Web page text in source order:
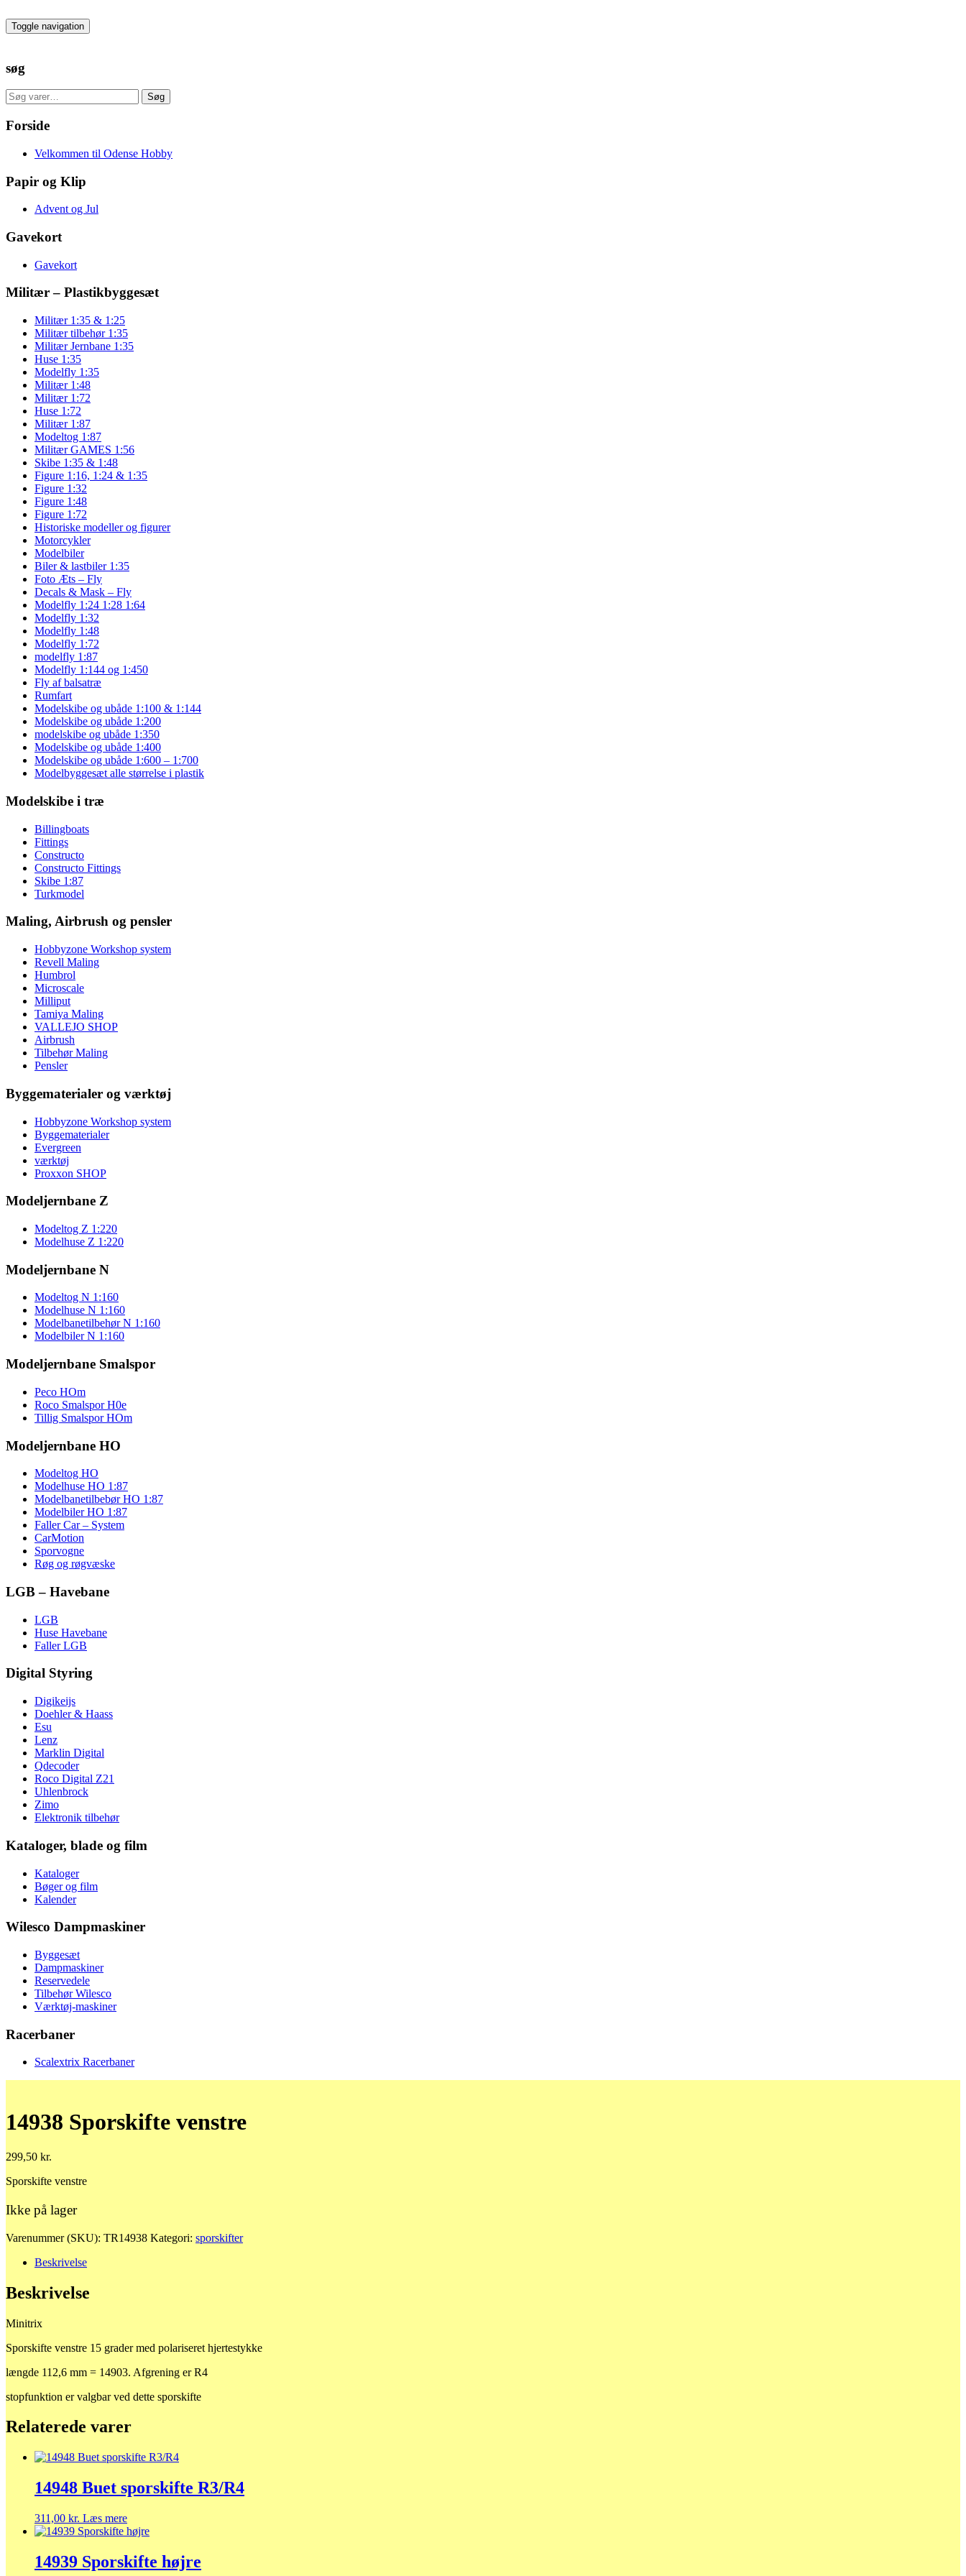
to
the
Toggle navigation
søg
Søg
efter:
Søg
Forside
Velkommen til Odense Hobby
Papir og Klip
Advent og Jul
Gavekort
Gavekort
Militær – Plastikbyggesæt
Militær 1:35 & 1:25
Militær tilbehør 1:35
Militær Jernbane 1:35
Huse 1:35
Modelfly 1:35
Militær 1:48
Militær 1:72
Huse 1:72
Militær 1:87
Modeltog 1:87
Militær GAMES 1:56
Skibe 1:35 & 1:48
Figure 1:16, 1:24 & 1:35
Figure 1:32
Figure 1:48
Figure 1:72
Historiske modeller og figurer
Motorcykler
Modelbiler
Biler & lastbiler 1:35
Foto Æts – Fly
Decals & Mask – Fly
Modelfly 1:24 1:28 1:64
Modelfly 1:32
Modelfly 1:48
Modelfly 1:72
modelfly 1:87
Modelfly 1:144 og 1:450
Fly af balsatræ
Rumfart
Modelskibe og ubåde 1:100 & 1:144
Modelskibe og ubåde 1:200
modelskibe og ubåde 1:350
Modelskibe og ubåde 1:400
Modelskibe og ubåde 1:600 – 1:700
Modelbyggesæt alle størrelse i plastik
Modelskibe i træ
Billingboats
Fittings
Constructo
Constructo Fittings
Skibe 1:87
Turkmodel
Maling, Airbrush og pensler
Hobbyzone Workshop system
Revell Maling
Humbrol
Microscale
Milliput
Tamiya Maling
VALLEJO SHOP
Airbrush
Tilbehør Maling
Pensler
Byggematerialer og værktøj
Hobbyzone Workshop system
Byggematerialer
Evergreen
værktøj
Proxxon SHOP
Modeljernbane Z
Modeltog Z 1:220
Modelhuse Z 1:220
Modeljernbane N
Modeltog N 1:160
Modelhuse N 1:160
Modelbanetilbehør N 1:160
Modelbiler N 1:160
Modeljernbane Smalspor
Peco HOm
Roco Smalspor H0e
Tillig Smalspor HOm
Modeljernbane HO
Modeltog HO
Modelhuse HO 1:87
Modelbanetilbebør HO 1:87
Modelbiler HO 1:87
Faller Car – System
CarMotion
Sporvogne
Røg og røgvæske
LGB – Havebane
LGB
Huse Havebane
Faller LGB
Digital Styring
Digikeijs
Doehler & Haass
Esu
Lenz
Marklin Digital
Qdecoder
Roco Digital Z21
Uhlenbrock
Zimo
Elektronik tilbehør
Kataloger, blade og film
Kataloger
Bøger og film
Kalender
Wilesco Dampmaskiner
Byggesæt
Dampmaskiner
Reservedele
Tilbehør Wilesco
Værktøj-maskiner
Racerbaner
Scalextrix Racerbaner
14938 Sporskifte venstre
299,50 kr.
Sporskifte venstre
Ikke på lager
Varenummer (SKU): TR14938 Kategori: sporskifter
Beskrivelse
Beskrivelse
Minitrix
Sporskifte venstre 15 grader med polariseret hjertestykke
længde 112,6 mm = 14903. Afgrening er R4
stopfunktion er valgbar ved dette sporskifte
Relaterede varer
14948 Buet sporskifte R3/R4
311,00 kr. Læs mere
14939 Sporskifte højre